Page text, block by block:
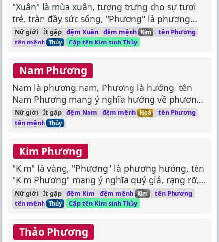
"Xuân" là mùa xuân, tượng trưng cho sự tươi
trẻ, tràn đầy sức sống, "Phương" là phương
hướng, rộng lớn, tên "Xuân Phương" mang ý
nghĩa tươi sáng, rộng mở như hướng về tương
Nữ giới Ít gặp đệm Xuân đệm mệnh Kim
tên Phương
tên mệnh Thủy Cặp tên Kim sinh Thủy
Nam Phương
Nam là phương nam, Phương là hướng, tên
Nam Phương mang ý nghĩa hướng về phương
nam, rộng lớn.
Nữ giới Ít gặp đệm Nam đệm mệnh Hoả
tên Phương
tên mệnh Thủy
Kim Phương
"Kim" là vàng, "Phương" là phương hướng, tên
"Kim Phương" mang ý nghĩa quý giá, rạng rỡ,
hướng về tương lai.
Nữ giới Ít gặp đệm Kim đệm mệnh Kim
tên Phương
tên mệnh Thủy Cặp tên Kim sinh Thủy
Thảo Phương